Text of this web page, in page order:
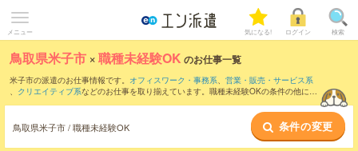
メニュー 気になる! ログイン 検索
鳥取県米子市 ×職種未経験OK のお仕事一覧
米子市の派遣のお仕事情報です。 オフィスワーク・事務系、 営業・販売・サービス系
、 クリエイティブ系などのお仕事を取り揃えています。職種未経験OKの条件の他に、
鳥取県米子市 / 職種未経験OK 条件の変更